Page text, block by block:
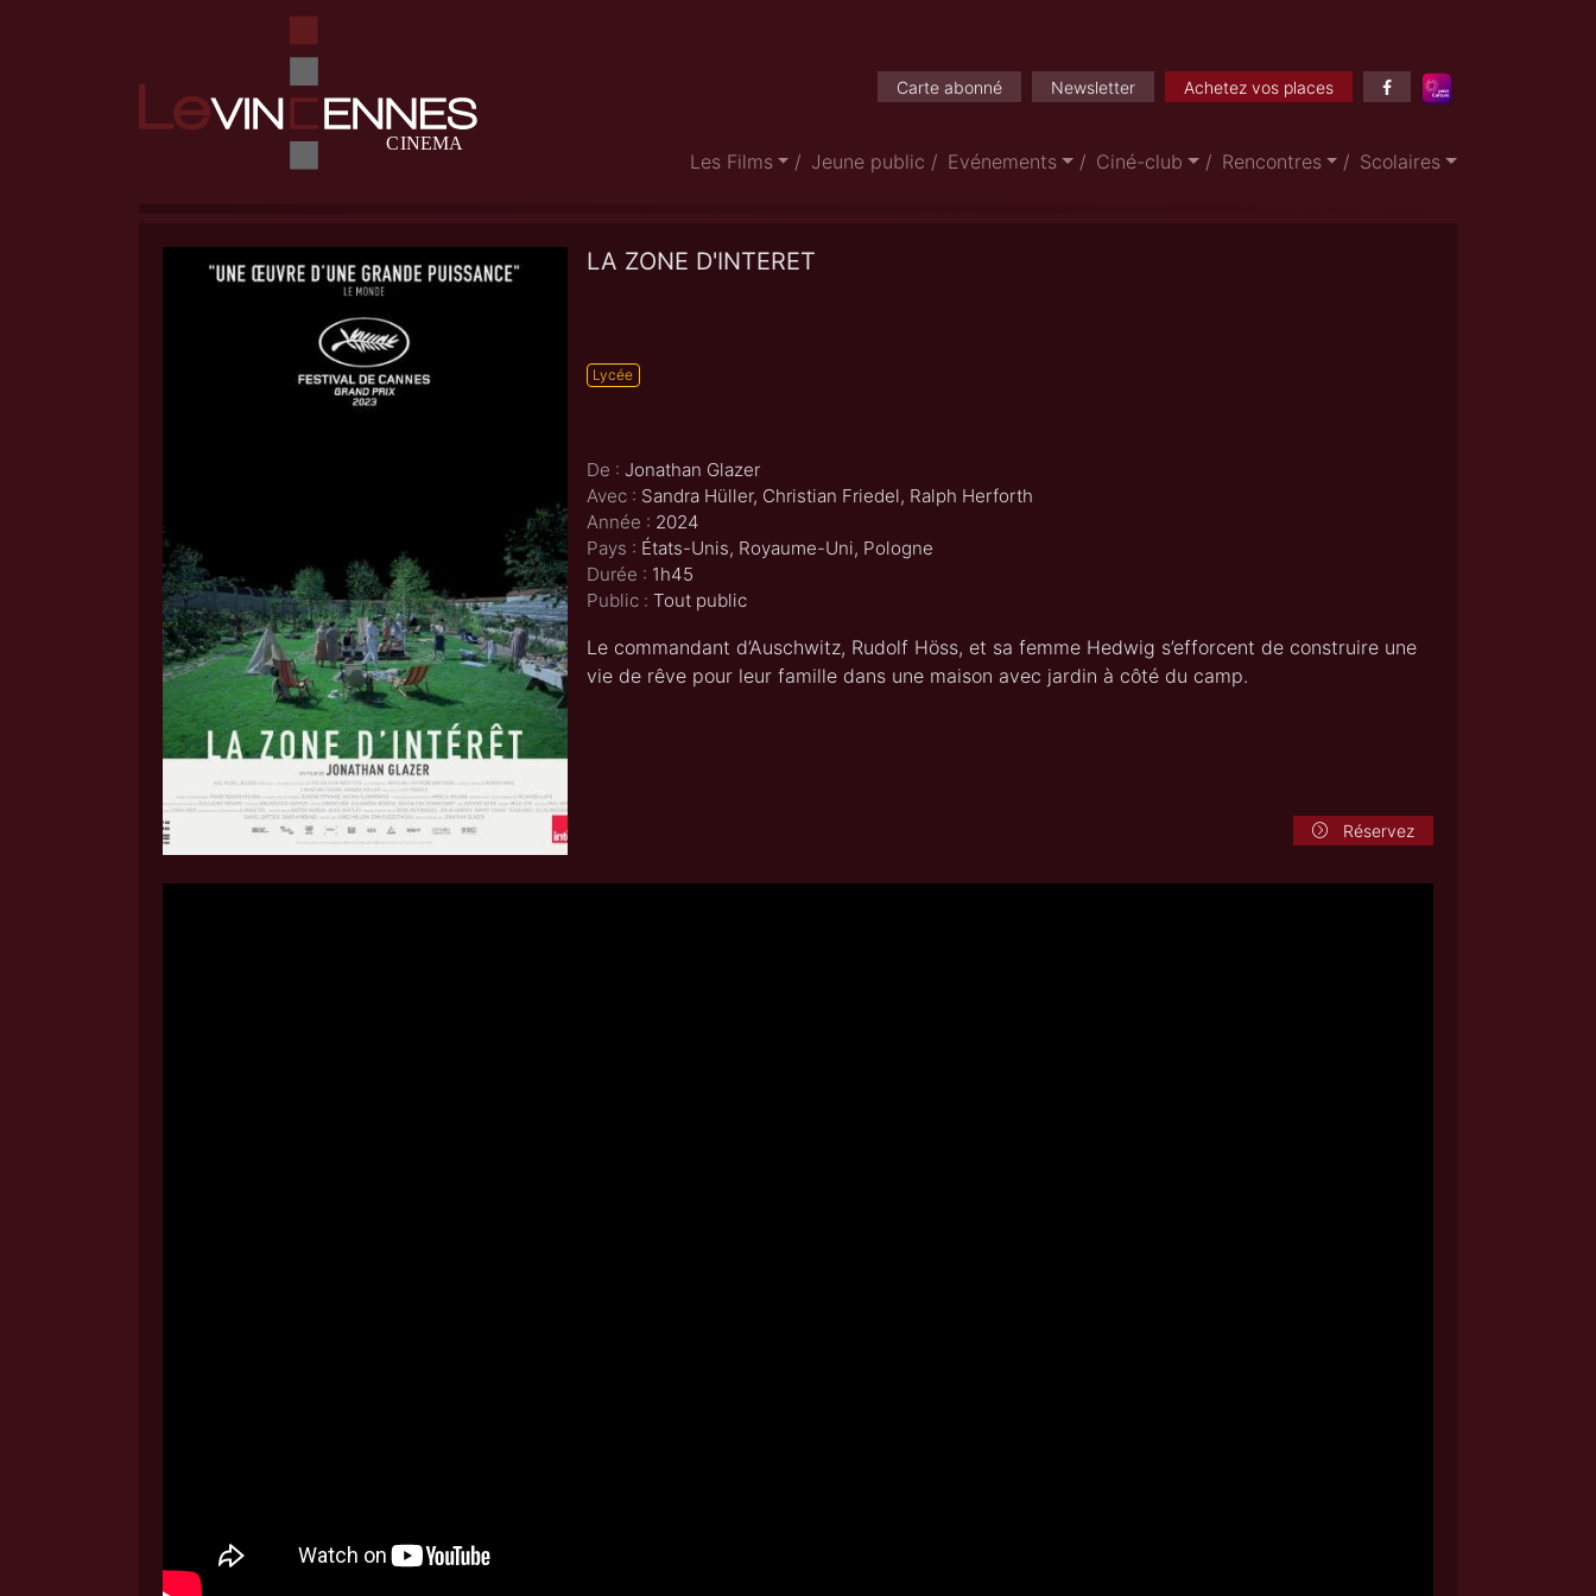
Carte abonné Newsletter Achetez vos places
Les Films Jeune public Evénements Ciné-club Rencontres Scolaires
LA ZONE D'INTERET
Lycée
De : Jonathan Glazer
Avec : Sandra Hüller, Christian Friedel, Ralph Herforth
Année : 2024
Pays : États-Unis, Royaume-Uni, Pologne
Durée : 1h45
Public : Tout public
Le commandant d’Auschwitz, Rudolf Höss, et sa femme Hedwig s’efforcent de construire une
vie de rêve pour leur famille dans une maison avec jardin à côté du camp.
Réservez